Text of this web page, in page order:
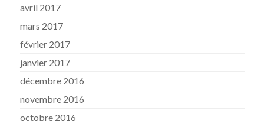
avril 2017
mars 2017
février 2017
janvier 2017
décembre 2016
novembre 2016
octobre 2016